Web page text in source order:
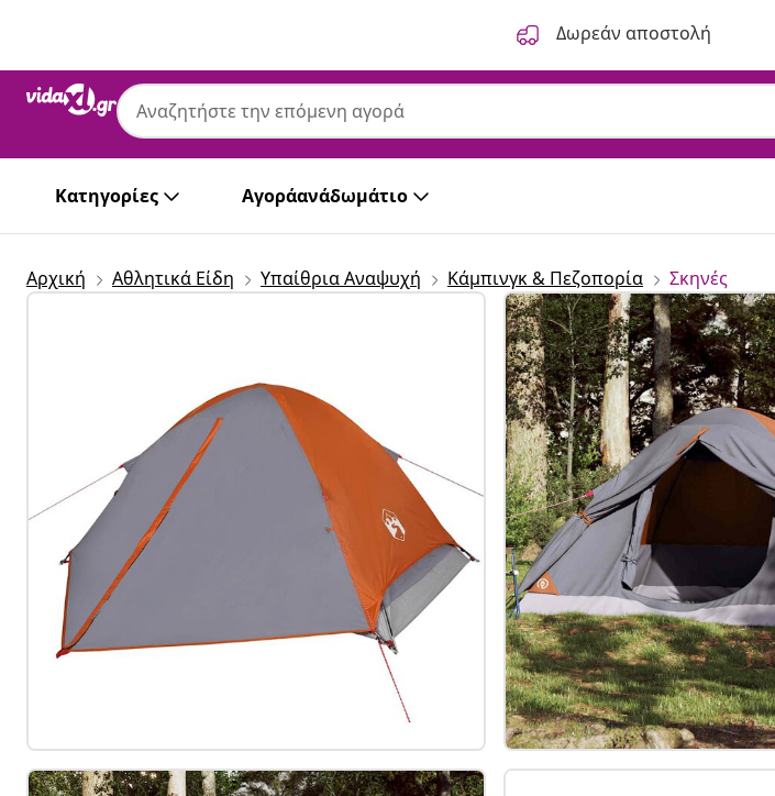
Δωρεάν αποστολή
Κατηγορίες Αγοράανάδωμάτιο
Αρχική Αθλητικά Είδη Υπαίθρια Αναψυχή Κάμπινγκ & Πεζοπορία Σκηνές